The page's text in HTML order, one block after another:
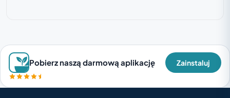
Pobierz naszą darmową aplikację Zainstaluj